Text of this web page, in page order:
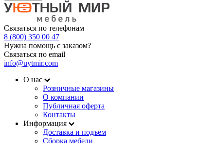
Связаться по телефонам
8 (800) 350 00 47
Нужна помощь с заказом?
Связаться по email
info@uytmir.com
О нас
Розничные магазины
О компании
Публичная оферта
Контакты
Информация
Доставка и подъем
Сборка мебели